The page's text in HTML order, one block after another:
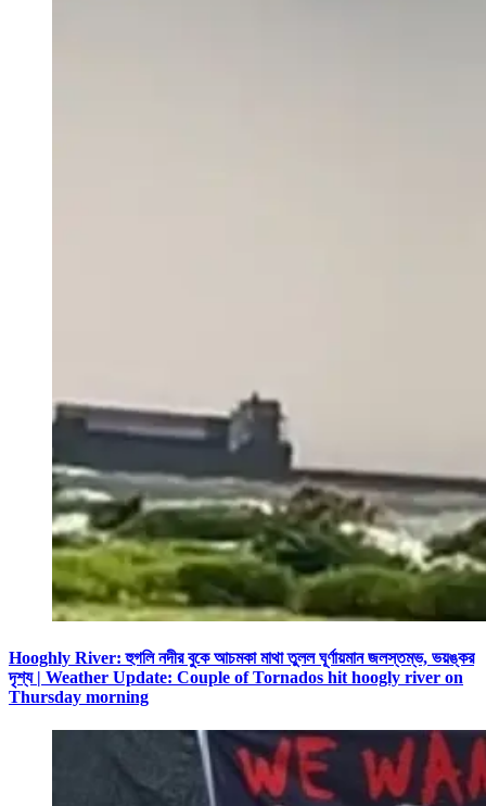
Hooghly River: হুগলি নদীর বুকে আচমকা মাথা তুলল ঘূর্ণায়মান জলস্তম্ভ, ভয়ঙ্কর
দৃশ্য | Weather Update: Couple of Tornados hit hoogly river on
Thursday morning